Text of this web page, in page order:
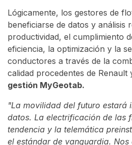
Lógicamente, los gestores de
beneficiarse de datos y análisis
productividad, el cumplimiento
eficiencia, la optimización y la
conductores a través de la
calidad procedentes de Renault
gestión MyGeotab.
"La movilidad del futuro estará
datos. La electrificación de las
tendencia y la telemática
el estándar de vanguardia.